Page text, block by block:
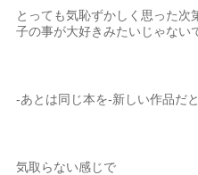
とっても気恥ずかしく思った
子の事が大好きみたいじゃない
-あとは同じ本を-新しい作品だ
気取らない感じで